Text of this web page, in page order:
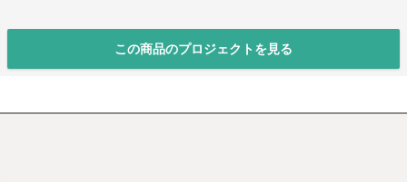
この商品のプロジェクトを見る